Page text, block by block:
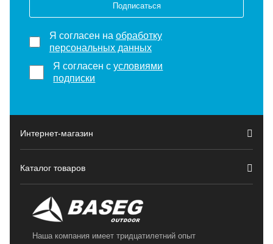
Подписаться
Я согласен на обработку
персональных данных
Я согласен сусловиями
подписки
Интернет-магазин
Каталог товаров
Наша компания имеет тридцатилетний опыт